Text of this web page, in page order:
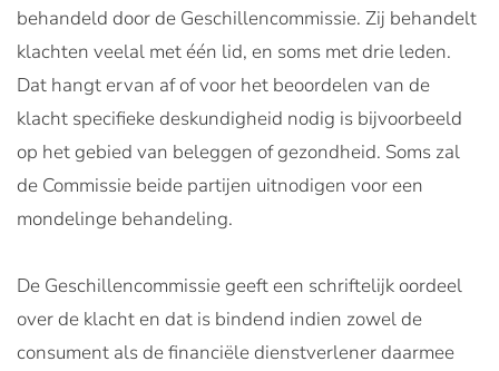
behandeld door de Geschillencommissie. Zij behandelt
klachten veelal met één lid, en soms met drie leden.
Dat hangt ervan af of voor het beoordelen van de
klacht specifieke deskundigheid nodig is bijvoorbeeld
op het gebied van beleggen of gezondheid. Soms zal
de Commissie beide partijen uitnodigen voor een
mondelinge behandeling.
De Geschillencommissie geeft een schriftelijk oordeel
over de klacht en dat is bindend indien zowel de
consument als de financiële dienstverlener daarmee